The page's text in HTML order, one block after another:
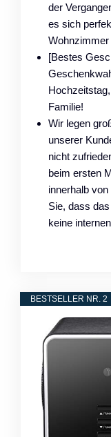
der
es sich
Wohnzimmer
[Bestes
Familie!
Wir legen
unserer
nicht
beim ersten
innerhalb
Sie, dass
keine
BESTSELLER NR. 2